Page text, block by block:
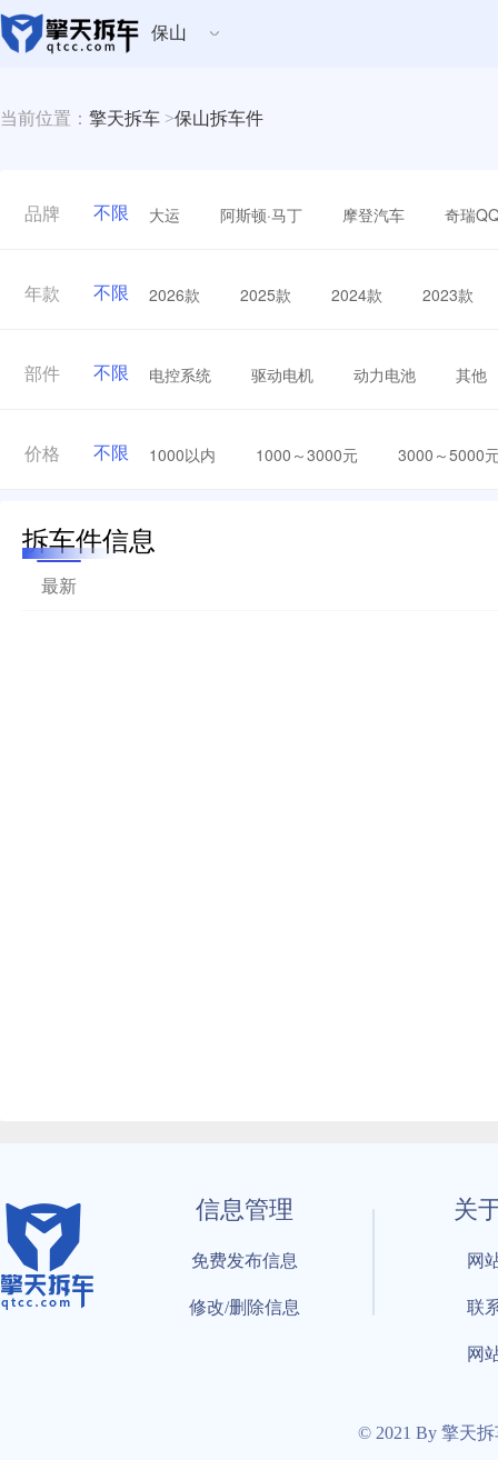
保山
当前位置： 擎天拆车 >保山拆车件
品牌 不限 大运 阿斯顿·马丁 摩登汽车 奇瑞
年款 不限 2026款 2025款 2024款 2023款
部件 不限 电控系统 驱动电机 动力电池 其他
价格 不限 1000以内 1000～3000元 3000～5000
拆车件信息
最新
信息管理
免费发布信息
修改/删除信息
关
网
联
网
© 2021 By 擎天